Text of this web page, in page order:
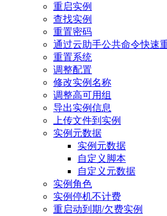
重启实例
查找实例
重置密码
通过云助手公共命令快速
重置系统
调整配置
修改实例名称
调整高可用组
导出实例信息
上传文件到实例
实例元数据
实例元数据
自定义脚本
自定义元数据
实例角色
实例停机不计费
重启动到期/欠费实例